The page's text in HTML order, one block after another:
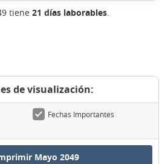
tiene 21 días laborables.
de visualización:
Fechas Importantes
Mayo 2049